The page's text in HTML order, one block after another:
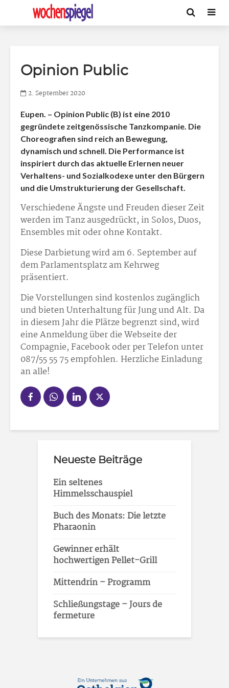
Opinion Public
2. September 2020
Eupen. – Opinion Public (B) ist eine 2010
gegründete zeitgenössische Tanzkompanie. Die
Choreografien sind reich an Bewegung,
dynamisch und schnell. Die Performance ist
inspiriert durch das aktuelle Erlernen neuer
Verhaltens- und Sozialkodexe unter den Bürgern
und die Umstrukturierung der Gesellschaft.
Verschiedene Ängste und Freuden dieser Zeit
werden im Tanz ausgedrückt, in Solos, Duos,
Ensembles mit oder ohne Kontakt.
Diese Darbietung wird am 6. September auf
dem Parlamentsplatz am Kehrweg
präsentiert.
Die Vorstellungen sind kostenlos zugänglich
und bieten Unterhaltung für Jung und Alt. Da
in diesem Jahr die Plätze begrenzt sind, wird
eine Anmeldung über die Webseite der
Compagnie, Facebook oder per Telefon unter
087/55 55 75 empfohlen. Herzliche Einladung
an alle!
Neueste Beiträge
Ein seltenes
Himmelsschauspiel
Buch des Monats: Die letzte
Pharaonin
Gewinner erhält
hochwertigen Pellet-Grill
Mittendrin – Programm
Schließungstage – Jours de
fermeture